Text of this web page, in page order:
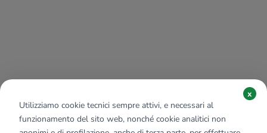
Utilizziamo cookie tecnici sempre attivi, e necessari al
funzionamento del sito web, nonché cookie analitici non
x